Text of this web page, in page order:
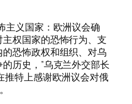
主义国家：欧洲议会确
权国家的恐怖行为、支
恐怖政权和组织、对乌
历史，”乌克兰外交部长
推特上感谢欧洲议会对俄